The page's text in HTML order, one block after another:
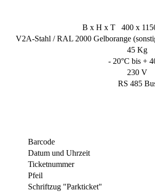
B x H x T 400 x
V2A-Stahl / RAL 2000 Gelborange
45 Kg
- 20°C bis +
230 V
RS 485
Barcode
Datum und Uhrzeit
Ticketnummer
Pfeil
Schriftzug "Parkticket"